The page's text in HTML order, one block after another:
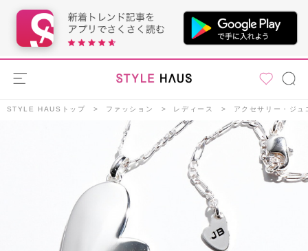
STYLE HAUSトップ ファッション レディース アクセサリー・ジュ